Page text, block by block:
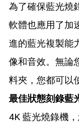
為了確保藍光燒
軟體也應用了加
進的藍光複製能
像和音效。無論
料夾，您都可以
最佳狀態刻錄藍
4K 藍光燒錄機